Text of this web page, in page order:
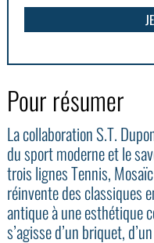
Pour résumer
La collaboration S.T.
du sport moderne et le
trois lignes Tennis,
réinvente des classiques
antique à une esthétique
s’agisse d’un briquet,